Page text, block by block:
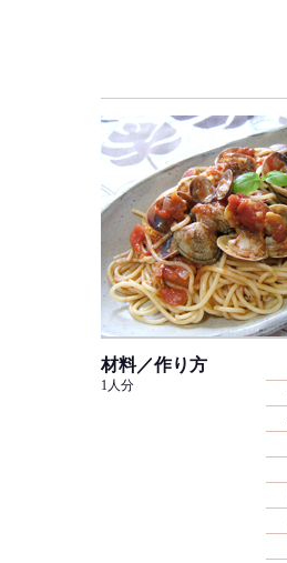
材料／作り方
1人分